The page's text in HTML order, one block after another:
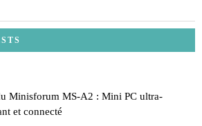
Minisforum MS-A2 : Mini PC ultra-
et connecté